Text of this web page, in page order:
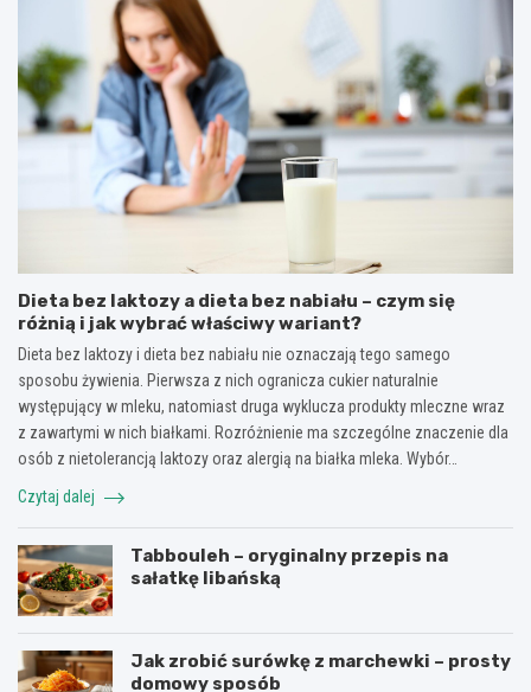
Dieta bez laktozy a dieta bez nabiału – czym się
różnią i jak wybrać właściwy wariant?
Dieta bez laktozy i dieta bez nabiału nie oznaczają tego samego
sposobu żywienia. Pierwsza z nich ogranicza cukier naturalnie
występujący w mleku, natomiast druga wyklucza produkty mleczne wraz
z zawartymi w nich białkami. Rozróżnienie ma szczególne znaczenie dla
osób z nietolerancją laktozy oraz alergią na białka mleka. Wybór…
Czytaj dalej
Tabbouleh – oryginalny przepis na
sałatkę libańską
Jak zrobić surówkę z marchewki – prosty
domowy sposób